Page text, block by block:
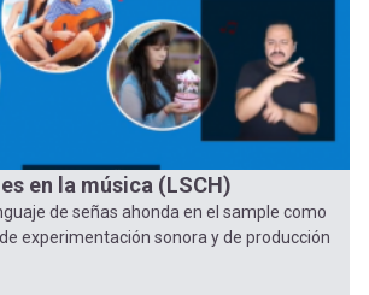
en la música (LSCH)
de señas ahonda en el sample como
experimentación sonora y de producción